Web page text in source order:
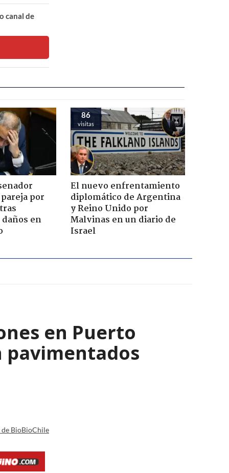
canal de
por
en
86
visitas
El nuevo enfrentamiento
diplomático de Argentina
y Reino Unido por
Malvinas en un diario de
Israel
en Puerto
BioBioChile